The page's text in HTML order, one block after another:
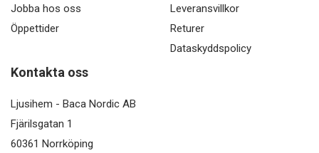
Jobba hos oss
Öppettider
Leveransvillkor
Returer
Dataskyddspolicy
Kontakta oss
Ljusihem - Baca Nordic AB
Fjärilsgatan 1
60361 Norrköping